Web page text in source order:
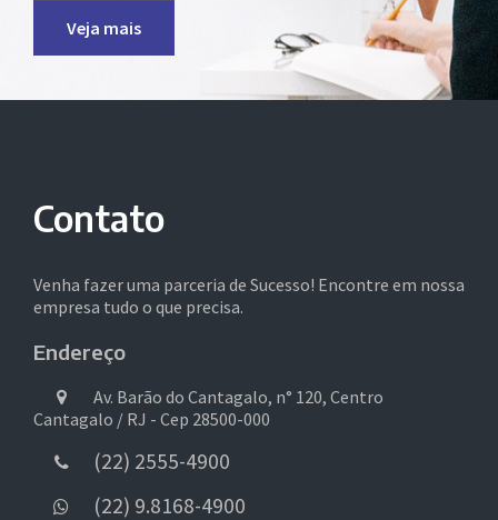
Veja mais
Contato
Venha fazer uma parceria de Sucesso! Encontre em nossa
empresa tudo o que precisa.
Endereço
Av. Barão do Cantagalo, n° 120, Centro
Cantagalo / RJ - Cep 28500-000
(22) 2555-4900
(22) 9.8168-4900